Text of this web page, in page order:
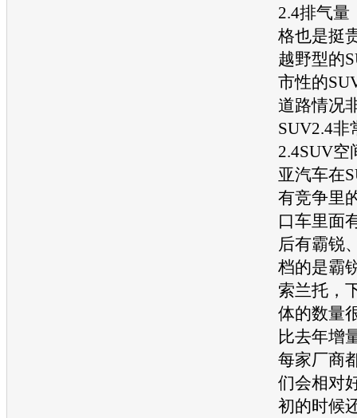
2.4排气量
格也是挺
越野型的
市性的
道路情况
SUV2.4非
2.4SUV空
亚汽车在
有竞争里
口车里面
后有霸锐
档的是霸
索兰托 ，
体的数量
比去年增
每家厂商
们会相对
初的时候